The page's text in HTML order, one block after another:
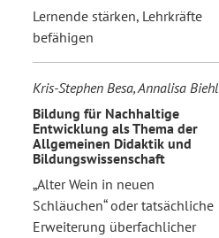
Lernende stärken, Lehrkräfte
befähigen
Kris-Stephen Besa, Annalisa Biehl
Bildung für Nachhaltige
Entwicklung als Thema der
Allgemeinen Didaktik und
Bildungswissenschaft
„Alter Wein in neuen
Schläuchen“ oder tatsächliche
Erweiterung überfachlicher